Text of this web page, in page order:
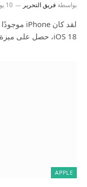
بواسطة فريق التحرير 10 يوليو، 2024
iOS 18، حصل على ميزة جديدة مفيدة جدًا متعلقة…
APPLE